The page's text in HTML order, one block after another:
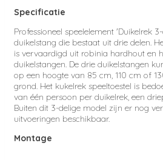
Specificatie
Professioneel speelelement 'Duikelrek
duikelstang die bestaat uit drie delen.
is vervaardigd uit robinia hardhout en
duikelstangen. De drie duikelstangen
op een hoogte van 85 cm, 110 cm of
grond. Het kukelrek speeltoestel is
van één persoon per duikelrek, een
Buiten dit 3-delige model zijn er nog
uitvoeringen beschikbaar.
Montage